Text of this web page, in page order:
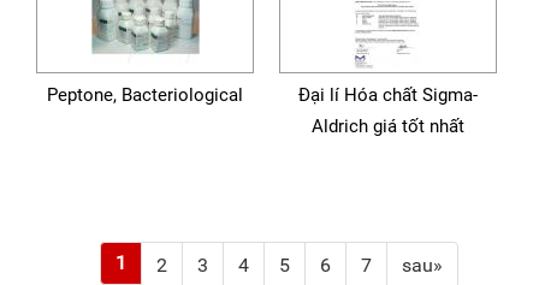
Peptone, Bacteriological
Đại lí Hóa chất Sigma-
Aldrich giá tốt nhất
1 2 3 4 5 6 7 sau»